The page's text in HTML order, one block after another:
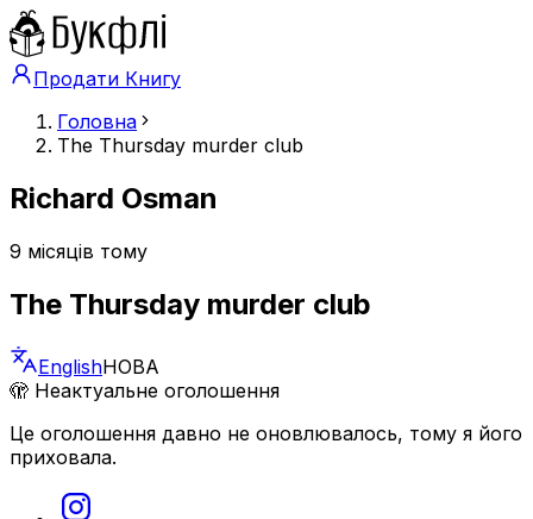
Продати Книгу
Головна
The Thursday murder club
Richard Osman
9 місяців тому
The Thursday murder club
EnglishНОВА
🫣 Неактуальне оголошення
Це оголошення давно не оновлювалось, тому я його
приховала.